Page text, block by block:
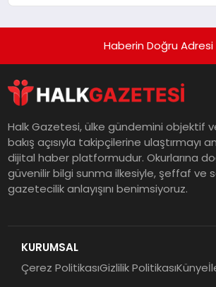
Haberin Doğru Adresi
Halk Gazetesi, ülke gündemini objektif
bakış açısıyla takipçilerine ulaştırmayı
dijital haber platformudur. Okurlarına
güvenilir bilgi sunma ilkesiyle, şeffaf ve
gazetecilik anlayışını benimsiyoruz.
KURUMSAL
Çerez PolitikasıGizlilik PolitikasıKünye